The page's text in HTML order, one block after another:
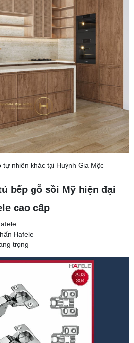
tự nhiên khác tại Huỳnh Gia Mộc
bếp gỗ sồi Mỹ hiện đại
cao cấp
Hafele
trọng